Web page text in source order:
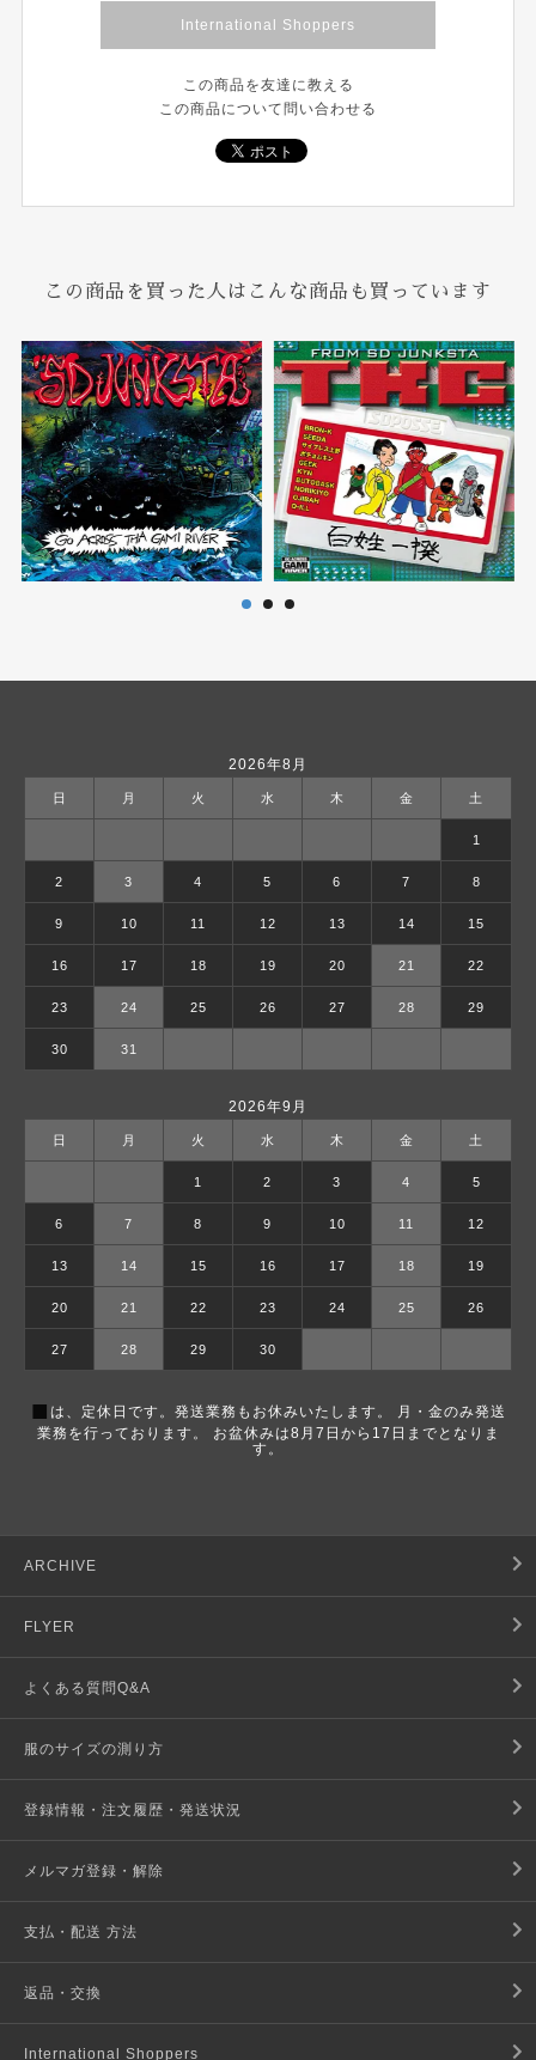
International Shoppers
この商品を友達に教える
この商品について問い合わせる
この商品を買った人はこんな商品も買っています
2026年8月
日 月 火 水 木 金 土
1
2 3 4 5 6 7 8
9 10 11 12 13 14 15
16 17 18 19 20 21 22
23 24 25 26 27 28 29
30 31
2026年9月
日 月 火 水 木 金 土
1 2 3 4 5
6 7 8 9 10 11 12
13 14 15 16 17 18 19
20 21 22 23 24 25 26
27 28 29 30
■ は、定休日です。発送業務もお休みいたします。 月・金のみ発送
業務を行っております。 お盆休みは8月7日から17日までとなりま
す。
ARCHIVE
FLYER
よくある質問Q&A
服のサイズの測り方
登録情報・注文履歴・発送状況
メルマガ登録・解除
支払・配送 方法
返品・交換
International Shoppers